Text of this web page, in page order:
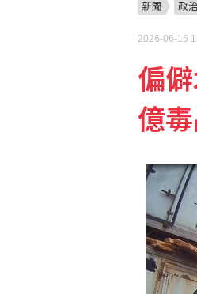
新聞 政治
2026-06-15
偏
億